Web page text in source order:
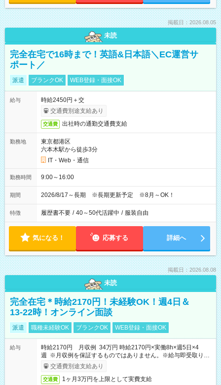
掲載日：2026.08.05
未読
完全在宅で16時まで！英語&日本語＼EC運営サ
ポート／
派遣 ブランクOK WEB登録・面接OK
給与
時給2450円＋交
交通費別途支給あり
交通費 出社時の通勤交通費支給
勤務地
東京都港区
六本木駅から徒歩3分
IT・Web・通信
勤務時間 9:00～16:00
期間 2026/8/17～長期 ※長期更新予定 ※8月～OK！
特徴 履歴書不要 / 40～50代活躍中 / 服装自由
気になる！ 応募する 詳細へ
掲載日：2026.08.08
未読
完全在宅＊時給2170円！未経験OK！週4日＆
13-22時！オンライン面談
派遣 職種未経験OK ブランクOK WEB登録・面接OK
給与
時給2170円 月収例 34万円 時給2170円×実働8h×週5日×4
週 ※月収例を保証するものではありません。※給与即受取りサ
ービス利用可（利用条件有）
交通費別途支給あり
交通費 1ヶ月3万円を上限として実費支給